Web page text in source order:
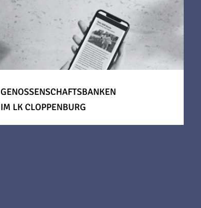
GENOSSENSCHAFTSBANKEN
IM LK CLOPPENBURG